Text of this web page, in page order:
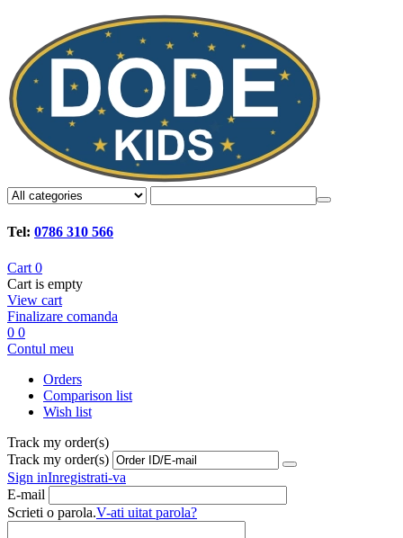
Tel: 0786 310 566
Cart 0
Cart is empty
View cart
Finalizare comanda
0 0
Contul meu
Orders
Comparison list
Wish list
Track my order(s)
Track my order(s)
Sign inInregistrati-va
E-mail
Scrieti o parola.V-ati uitat parola?